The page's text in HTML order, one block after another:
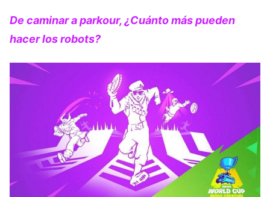
De caminar a parkour, ¿Cuánto más pueden
hacer los robots?